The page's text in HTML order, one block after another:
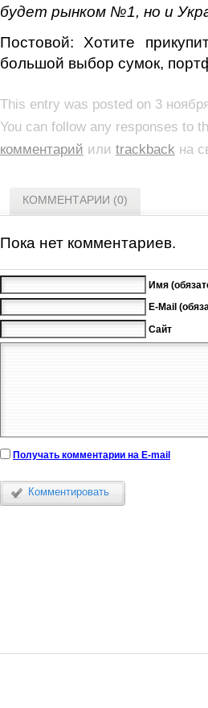
будет рынком №1, но и
Постовой: Хотите
большой выбор сумок,
This entry was posted on 3
You can follow any responses to
комментарий или trackback на
КОММЕНТАРИИ (0)
Пока нет комментариев.
Имя
E-Mail
Сайт
Получать комментарии на E-mail
Комментировать